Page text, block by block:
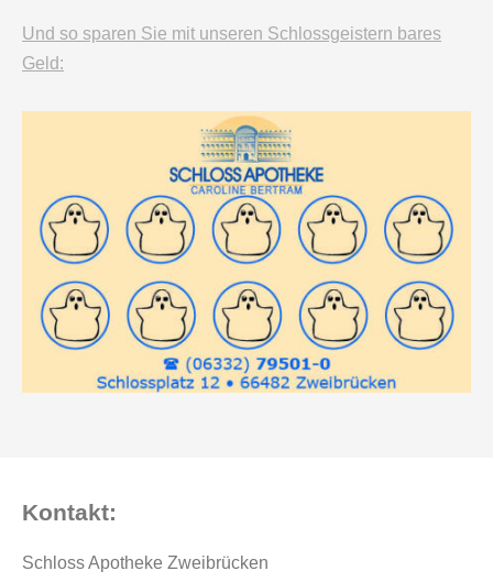
Und so sparen Sie mit unseren Schlossgeistern bares
Geld:
Kontakt:
Schloss Apotheke Zweibrücken